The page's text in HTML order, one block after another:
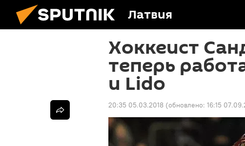
Латвия
Хоккеист
теперь
и Lido
20:35 05.03.2018 (обновлено: 16:15